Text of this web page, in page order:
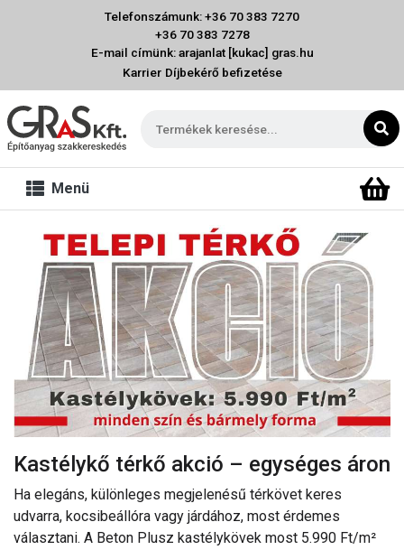
Telefonszámunk: +36 70 383 7270
+36 70 383 7278
E-mail címünk: arajanlat [kukac] gras.hu
Karrier Díjbekérő befizetése
Menü
Kastélykő térkő akció – egységes áron
Ha elegáns, különleges megjelenésű térkövet keres
udvarra, kocsibeállóra vagy járdához, most érdemes
választani. A Beton Plusz kastélykövek most 5.990 Ft/m²